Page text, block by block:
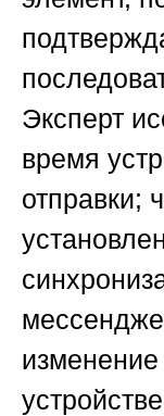
Эксперт
время
отправки;